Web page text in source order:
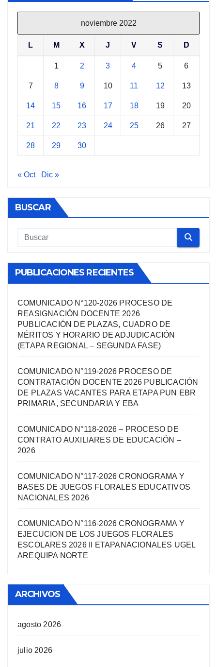
noviembre 2022
L M X J V S D
1 2 3 4 5 6
7 8 9 10 11 12 13
14 15 16 17 18 19 20
21 22 23 24 25 26 27
28 29 30
« Oct Dic »
BUSCAR
PUBLICACIONES RECIENTES
COMUNICADO N°120-2026 PROCESO DE
REASIGNACIÓN DOCENTE 2026
PUBLICACIÓN DE PLAZAS, CUADRO DE
MÉRITOS Y HORARIO DE ADJUDICACIÓN
(ETAPA REGIONAL – SEGUNDA FASE)
COMUNICADO N°119-2026 PROCESO DE
CONTRATACIÓN DOCENTE 2026 PUBLICACIÓN
DE PLAZAS VACANTES PARA ETAPA PUN EBR
PRIMARIA, SECUNDARIA Y EBA
COMUNICADO N°118-2026 – PROCESO DE
CONTRATO AUXILIARES DE EDUCACIÓN –
2026
COMUNICADO N°117-2026 CRONOGRAMA Y
BASES DE JUEGOS FLORALES EDUCATIVOS
NACIONALES 2026
COMUNICADO N°116-2026 CRONOGRAMA Y
EJECUCION DE LOS JUEGOS FLORALES
ESCOLARES 2026 II ETAPANACIONALES UGEL
AREQUIPA NORTЕ
ARCHIVOS
agosto 2026
julio 2026